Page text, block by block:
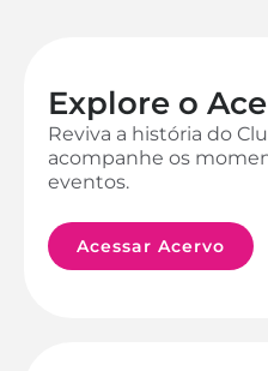
Explore o
Reviva a história do
acompanhe os
eventos.
Acessar Acervo